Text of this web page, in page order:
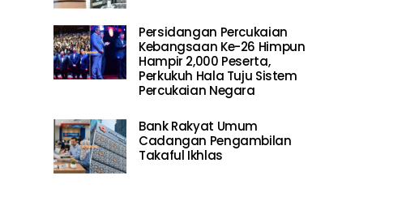
Persidangan Percukaian
Kebangsaan Ke-26 Himpun
Hampir 2,000 Peserta,
Perkukuh Hala Tuju Sistem
Percukaian Negara
Bank Rakyat Umum
Cadangan Pengambilan
Takaful Ikhlas